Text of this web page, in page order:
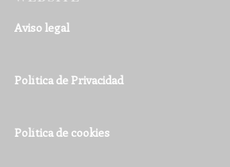
Aviso legal
Política de Privacidad
Política de cookies